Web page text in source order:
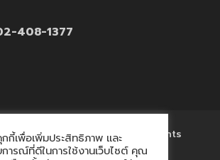
408-1377
'โรงงานของพรีเมี่ยม' All Rights
Reserved.
กกี้เพื่อเพิ่มประสิทธิภาพ และ
ารณ์ที่ดีในการใช้งานเว็บไซต์ คุณ